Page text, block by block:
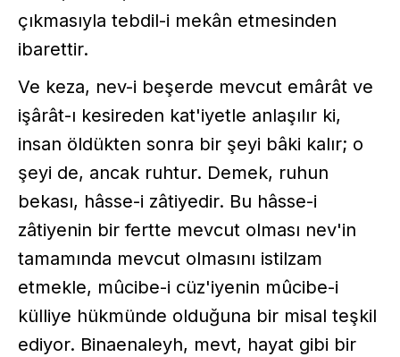
çıkmasıyla tebdil-i mekân etmesinden
ibarettir.
Ve keza, nev-i beşerde mevcut emârât ve
işârât-ı kesireden kat'iyetle anlaşılır ki,
insan öldükten sonra bir şeyi bâki kalır; o
şeyi de, ancak ruhtur. Demek, ruhun
bekası, hâsse-i zâtiyedir. Bu hâsse-i
zâtiyenin bir fertte mevcut olması nev'in
tamamında mevcut olmasını istilzam
etmekle, mûcibe-i cüz'iyenin mûcibe-i
külliye hükmünde olduğuna bir misal teşkil
ediyor. Binaenaleyh, mevt, hayat gibi bir